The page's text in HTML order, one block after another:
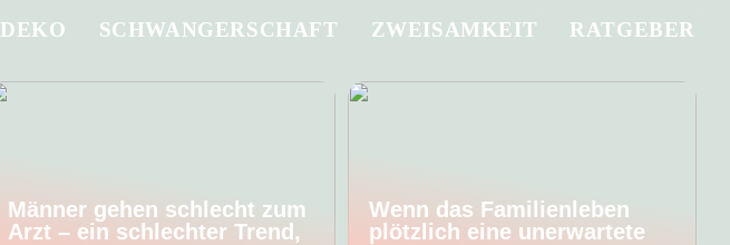
DEKO SCHWANGERSCHAFT ZWEISAMKEIT RATGEBER
Männer gehen schlecht zum
Arzt – ein schlechter Trend,
Wenn das Familienleben
plötzlich eine unerwartete